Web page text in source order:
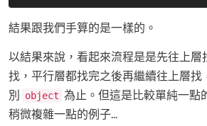
結果跟我們手算的是一樣的。
以結果來說，看起來流程是是先往上層
找，平行層都找完之後再繼續往上層找
別 object 為止。但這是比較單純一點
稍微複雜一點的例子...